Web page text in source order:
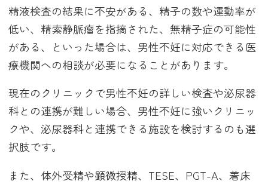
精液検査の結果に不安がある、精子の数や運動率が
低い、精索静脈瘤を指摘された、無精子症の可能性
がある、といった場合は、男性不妊に対応できる医
療機関への相談が必要になることがあります。
現在のクリニックで男性不妊の詳しい検査や泌尿器
科との連携が難しい場合、男性不妊に強いクリニッ
クや、泌尿器科と連携できる施設を検討するのも選
択肢です。
また、体外受精や顕微授精、TESE、PGT-A、着床